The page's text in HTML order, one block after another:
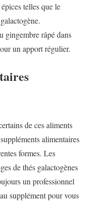
telles que le
gingembre râpé dans
un apport régulier.
de ces aliments
alimentaires
formes. Les
de thés galactogènes
un professionnel
supplément pour vous